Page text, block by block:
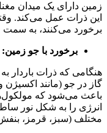
زمین دارای یک میدان
این ذرات عمل می‌کند.
برخورد می‌کنند، به
برخورد با جو زمین:
هنگامی که ذرات باردار
گاز در جو (مانند اکسیژن
باعث می‌شود که
انرژی را به شکل نور
مختلف (سبز، قرمز،